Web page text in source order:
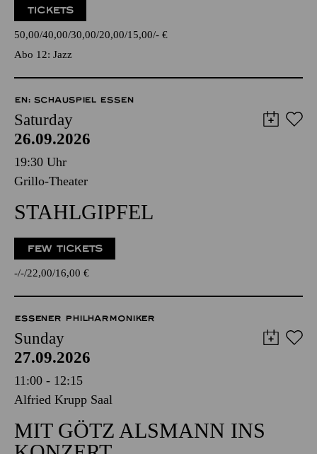
TICKETS
50,00 40,00 30,00 20,00 15,00 - €
Abo 12: Jazz
EN: SCHAUSPIEL ESSEN
Saturday
26.09.2026
19:30 Uhr
Grillo-Theater
STAHLGIPFEL
FEW TICKETS
- - 22,00 16,00 €
ESSENER PHILHARMONIKER
Sunday
27.09.2026
11:00 - 12:15
Alfried Krupp Saal
MIT GÖTZ ALSMANN INS